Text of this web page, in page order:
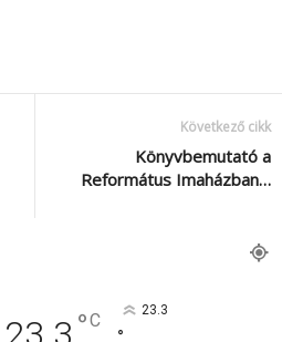
Következő cikk
Könyvbemutató a
Református Imaházban…
°C 23.3
°